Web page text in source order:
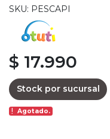
SKU: PESCAPI
$ 17.990
Stock por sucursal
Agotado.